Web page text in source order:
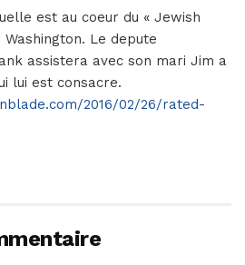
est au coeur du « Jewish
Washington. Le depute
assistera avec son mari Jim a
lui est consacre.
2016/02/26/rated-